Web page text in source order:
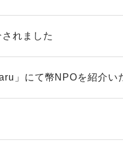
れました
」にて幣NPOを紹介い